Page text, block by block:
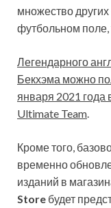
множество
футбольном поле,
Легендарного
Бекхэма можно
января 2021 года
Ultimate Team
Кроме того,
временно
изданий в
Store будет